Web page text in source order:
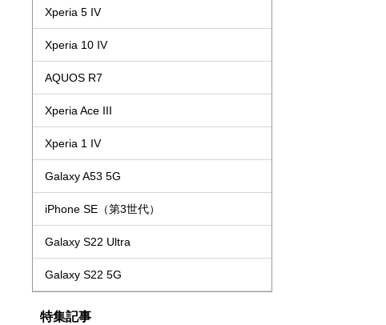
Xperia 5 IV
Xperia 10 IV
AQUOS R7
Xperia Ace III
Xperia 1 IV
Galaxy A53 5G
iPhone SE（第3世代）
Galaxy S22 Ultra
Galaxy S22 5G
特集記事